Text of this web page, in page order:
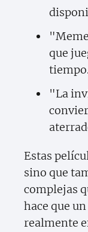
que
"La
Estas
sino que
complejas
hace que
realmente